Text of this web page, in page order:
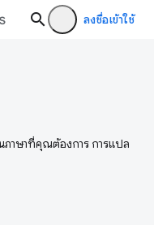
ลงชื่อเข้าใช้
ภาษาที่คุณต้องการ การแปล